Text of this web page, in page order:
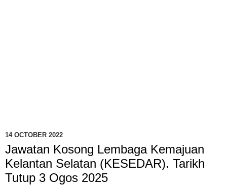
14 OCTOBER 2022
Jawatan Kosong Lembaga Kemajuan
Kelantan Selatan (KESEDAR). Tarikh
Tutup 3 Ogos 2025